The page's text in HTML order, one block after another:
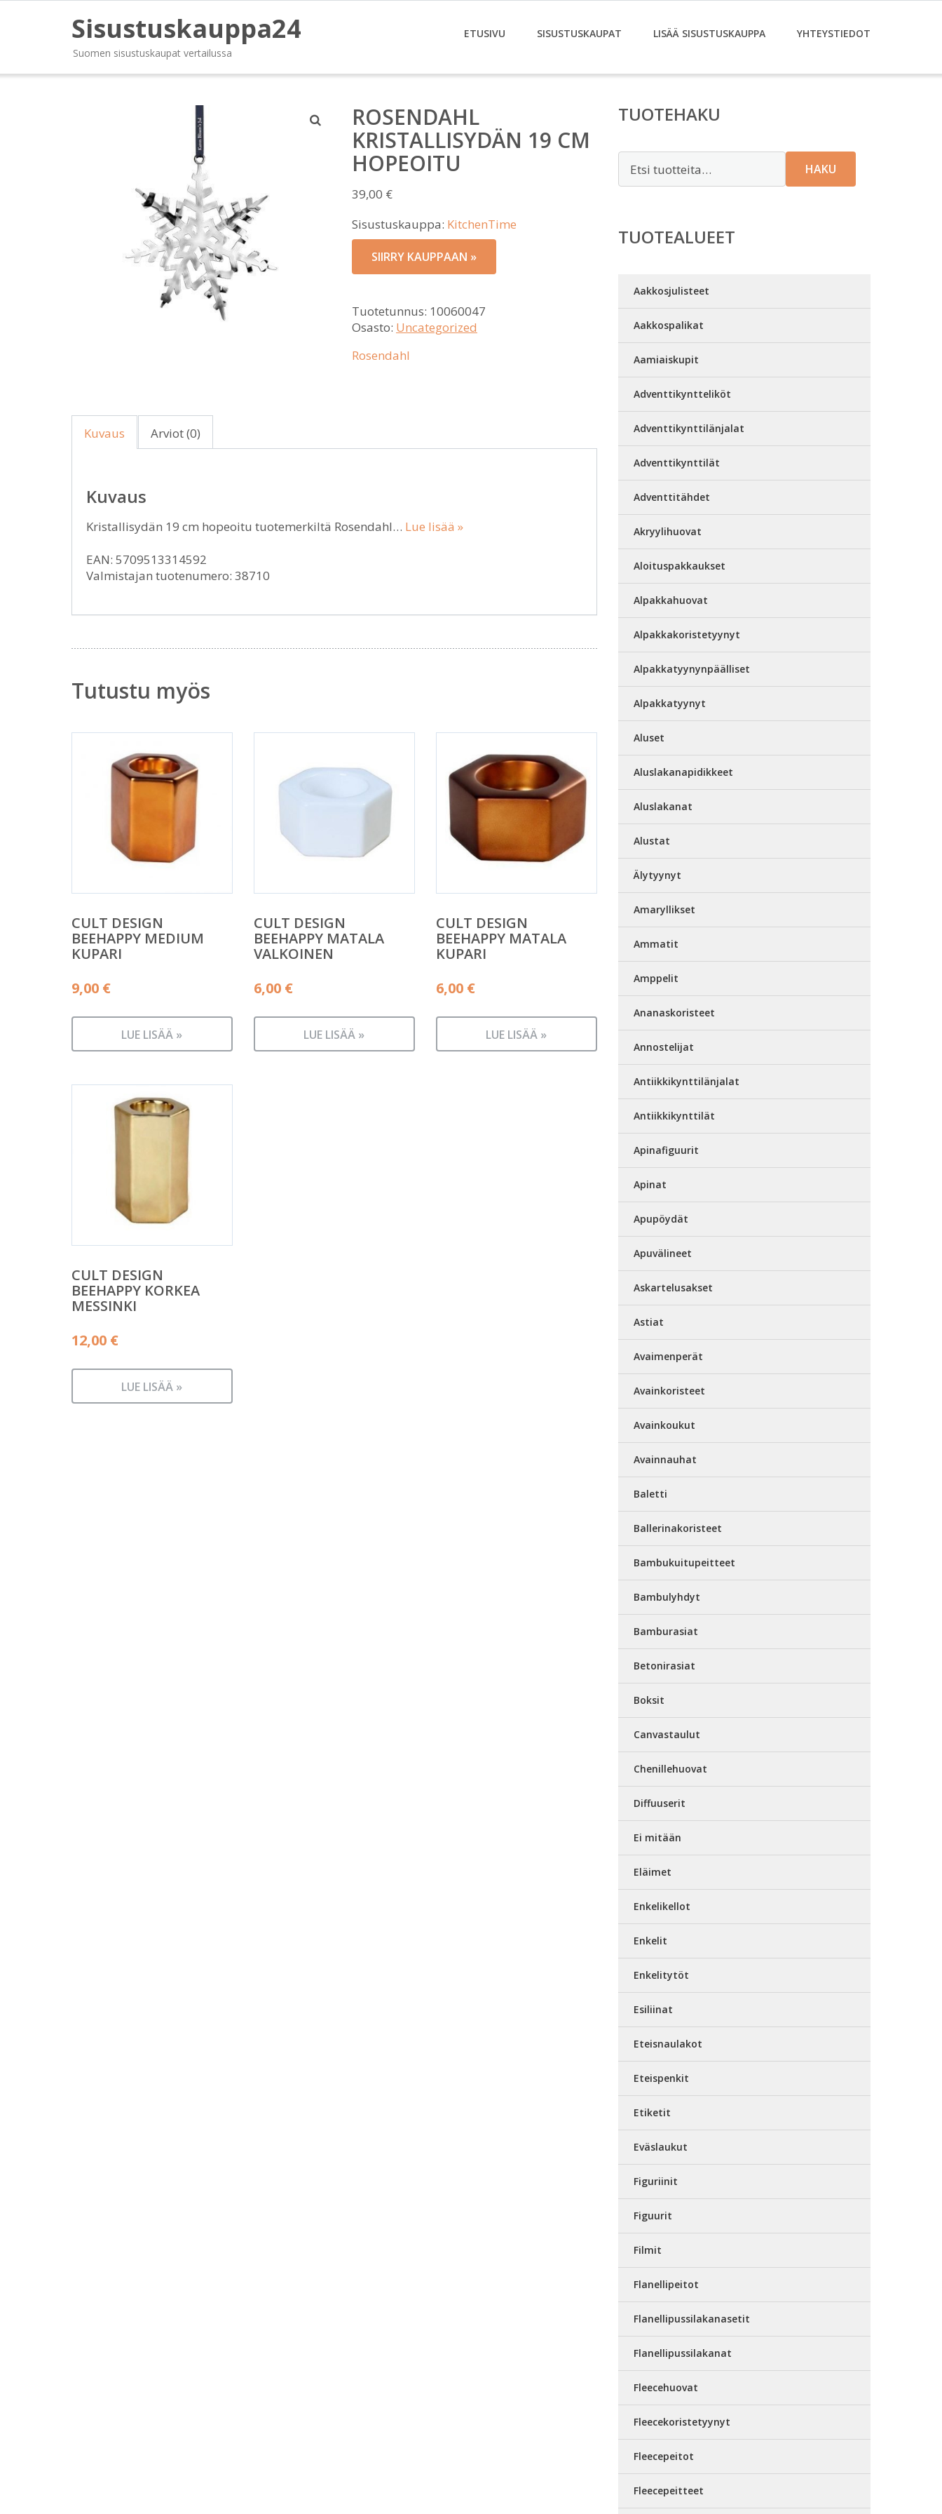
Sisustuskauppa24
Suomen sisustuskaupat vertailussa
ETUSIVU SISUSTUSKAUPAT LISÄÄ SISUSTUSKAUPPA YHTEYSTIEDOT
ROSENDAHL
KRISTALLISYDÄN 19 CM
HOPEOITU
39,00 €
Sisustuskauppa: KitchenTime
SIIRRY KAUPPAAN »
Tuotetunnus: 10060047
Osasto: Uncategorized
Rosendahl
Kuvaus Arviot (0)
Kuvaus
Kristallisydän 19 cm hopeoitu tuotemerkiltä Rosendahl… Lue lisää »
EAN: 5709513314592
Valmistajan tuotenumero: 38710
Tutustu myös
CULT DESIGN
BEEHAPPY MEDIUM
KUPARI
9,00 €
LUE LISÄÄ »
CULT DESIGN
BEEHAPPY MATALA
VALKOINEN
6,00 €
LUE LISÄÄ »
CULT DESIGN
BEEHAPPY MATALA
KUPARI
6,00 €
LUE LISÄÄ »
CULT DESIGN
BEEHAPPY KORKEA
MESSINKI
12,00 €
LUE LISÄÄ »
TUOTEHAKU
HAKU
TUOTEALUEET
Aakkosjulisteet
Aakkospalikat
Aamiaiskupit
Adventtikyntteliköt
Adventtikynttilänjalat
Adventtikynttilät
Adventtitähdet
Akryylihuovat
Aloituspakkaukset
Alpakkahuovat
Alpakkakoristetyynyt
Alpakkatyynynpäälliset
Alpakkatyynyt
Aluset
Aluslakanapidikkeet
Aluslakanat
Alustat
Älytyynyt
Amaryllikset
Ammatit
Amppelit
Ananaskoristeet
Annostelijat
Antiikkikynttilänjalat
Antiikkikynttilät
Apinafiguurit
Apinat
Apupöydät
Apuvälineet
Askartelusakset
Astiat
Avaimenperät
Avainkoristeet
Avainkoukut
Avainnauhat
Baletti
Ballerinakoristeet
Bambukuitupeitteet
Bambulyhdyt
Bamburasiat
Betonirasiat
Boksit
Canvastaulut
Chenillehuovat
Diffuuserit
Ei mitään
Eläimet
Enkelikellot
Enkelit
Enkelitytöt
Esiliinat
Eteisnaulakot
Eteispenkit
Etiketit
Eväslaukut
Figuriinit
Figuurit
Filmit
Flanellipeitot
Flanellipussilakanasetit
Flanellipussilakanat
Fleecehuovat
Fleecekoristetyynyt
Fleecepeitot
Fleecepeitteet